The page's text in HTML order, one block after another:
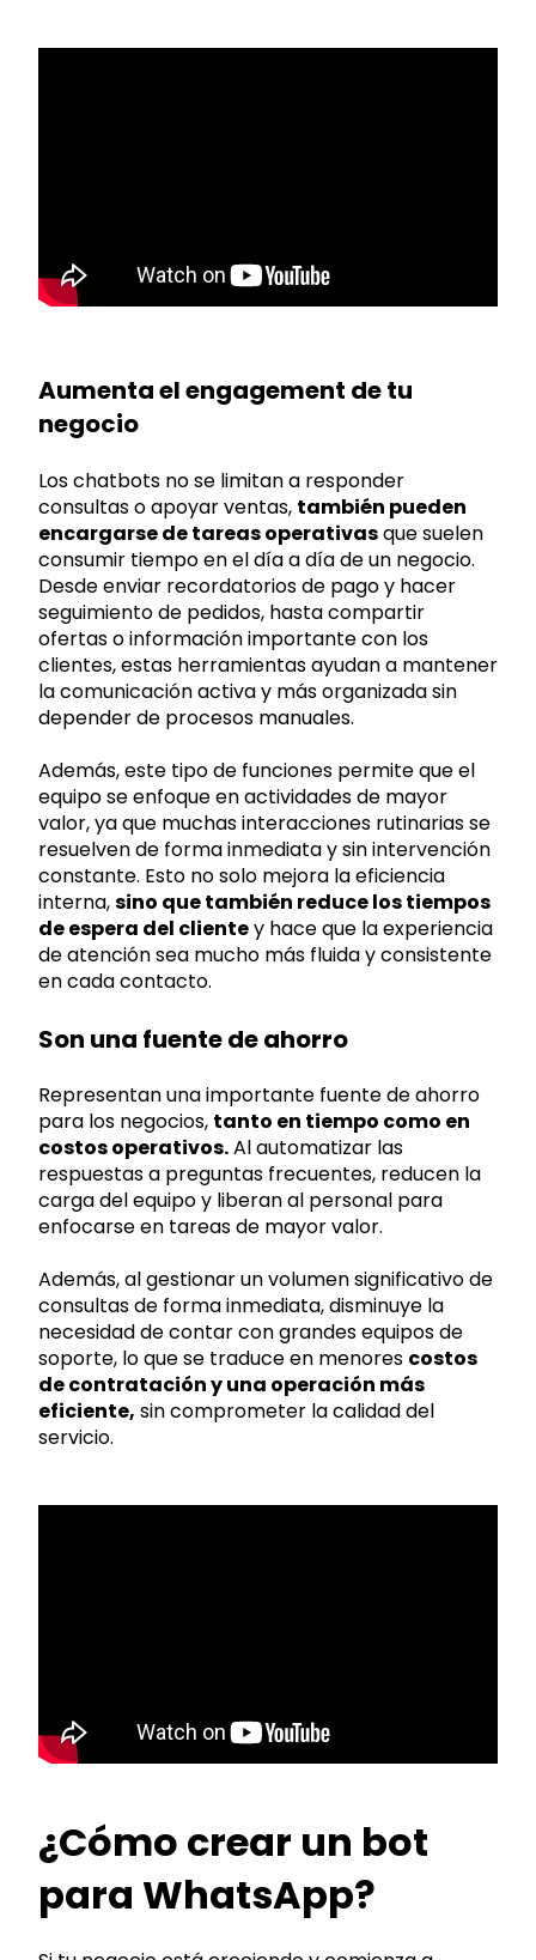
Aumenta el engagement de tu
negocio
Los chatbots no se limitan a responder
consultas o apoyar ventas, también pueden
encargarse de tareas operativasque suelen
consumir tiempo en el día a día de un negocio.
Desde enviar recordatorios de pago y hacer
seguimiento de pedidos, hasta compartir
ofertas o información importante con los
clientes, estas herramientas ayudan a mantener
la comunicación activa y más organizada sin
depender de procesos manuales.
Además, este tipo de funciones permite que el
equipo se enfoque en actividades de mayor
valor, ya que muchas interacciones rutinarias se
resuelven de forma inmediata y sin intervención
constante. Esto no solo mejora la eficiencia
interna,sino que también reduce los tiempos
de espera del clientey hace que la experiencia
de atención sea mucho más fluida y consistente
en cada contacto.
Son una fuente de ahorro
Representan una importante fuente de ahorro
para los negocios, tanto en tiempo como en
costos operativos.Al automatizar las
respuestas a preguntas frecuentes, reducen la
carga del equipo y liberan al personal para
enfocarse en tareas de mayor valor.
Además, al gestionar un volumen significativo de
consultas de forma inmediata, disminuye la
necesidad de contar con grandes equipos de
soporte, lo que se traduce en menores costos
de contratación y una operación más
eficiente, sin comprometer la calidad del
servicio.
¿Cómo crear un bot
para WhatsApp?